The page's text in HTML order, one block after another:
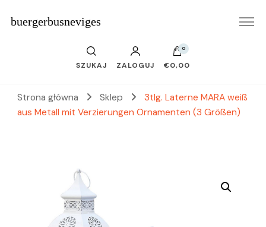
buergerbusneviges
SZUKAJ ZALOGUJ
0
€0,00
Strona główna Sklep
3tlg. Laterne MARA weiß
aus Metall mit Verzierungen Ornamenten (3 Größen)